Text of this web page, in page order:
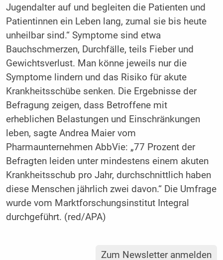
Jugendalter auf und begleiten die Patienten und
Patientinnen ein Leben lang, zumal sie bis heute
unheilbar sind.“ Symptome sind etwa
Bauchschmerzen, Durchfälle, teils Fieber und
Gewichtsverlust. Man könne jeweils nur die
Symptome lindern und das Risiko für akute
Krankheitsschübe senken. Die Ergebnisse der
Befragung zeigen, dass Betroffene mit
erheblichen Belastungen und Einschränkungen
leben, sagte Andrea Maier vom
Pharmaunternehmen AbbVie: „77 Prozent der
Befragten leiden unter mindestens einem akuten
Krankheitsschub pro Jahr, durchschnittlich haben
diese Menschen jährlich zwei davon.“ Die Umfrage
wurde vom Marktforschungsinstitut Integral
durchgeführt. (red/APA)
Zum Newsletter anmelden